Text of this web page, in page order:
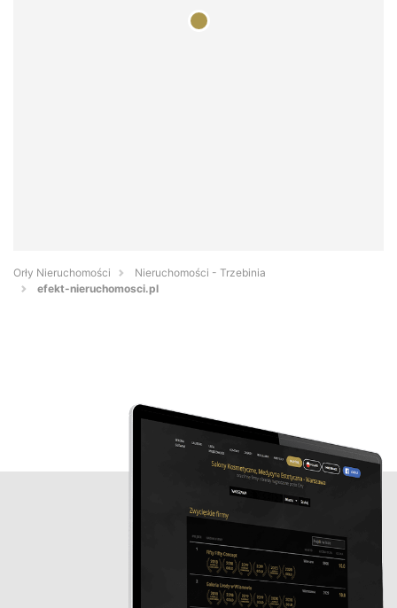
Orły Nieruchomości
Nieruchomości - Trzebinia
efekt-nieruchomosci.pl